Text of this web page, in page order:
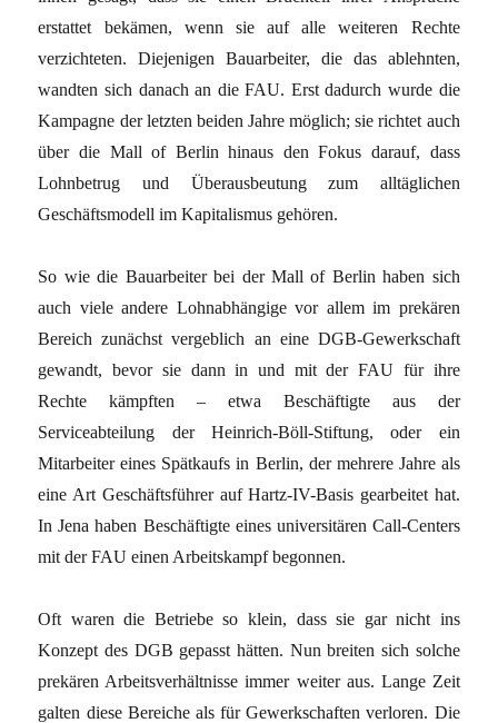
erstattet bekämen, wenn sie auf alle weiteren Rechte
verzichteten. Diejenigen Bauarbeiter, die das ablehnten,
wandten sich danach an die FAU. Erst dadurch wurde die
Kampagne der letzten beiden Jahre möglich; sie richtet auch
über die Mall of Berlin hinaus den Fokus darauf, dass
Lohnbetrug und Überausbeutung zum alltäglichen
Geschäftsmodell im Kapitalismus gehören.
So wie die Bauarbeiter bei der Mall of Berlin haben sich
auch viele andere Lohnabhängige vor allem im prekären
Bereich zunächst vergeblich an eine DGB-Gewerkschaft
gewandt, bevor sie dann in und mit der FAU für ihre
Rechte kämpften – etwa Beschäftigte aus der
Serviceabteilung der Heinrich-Böll-Stiftung, oder ein
Mitarbeiter eines Spätkaufs in Berlin, der mehrere Jahre als
eine Art Geschäftsführer auf Hartz-IV-Basis gearbeitet hat.
In Jena haben Beschäftigte eines universitären Call-Centers
mit der FAU einen Arbeitskampf begonnen.
Oft waren die Betriebe so klein, dass sie gar nicht ins
Konzept des DGB gepasst hätten. Nun breiten sich solche
prekären Arbeitsverhältnisse immer weiter aus. Lange Zeit
galten diese Bereiche als für Gewerkschaften verloren. Die